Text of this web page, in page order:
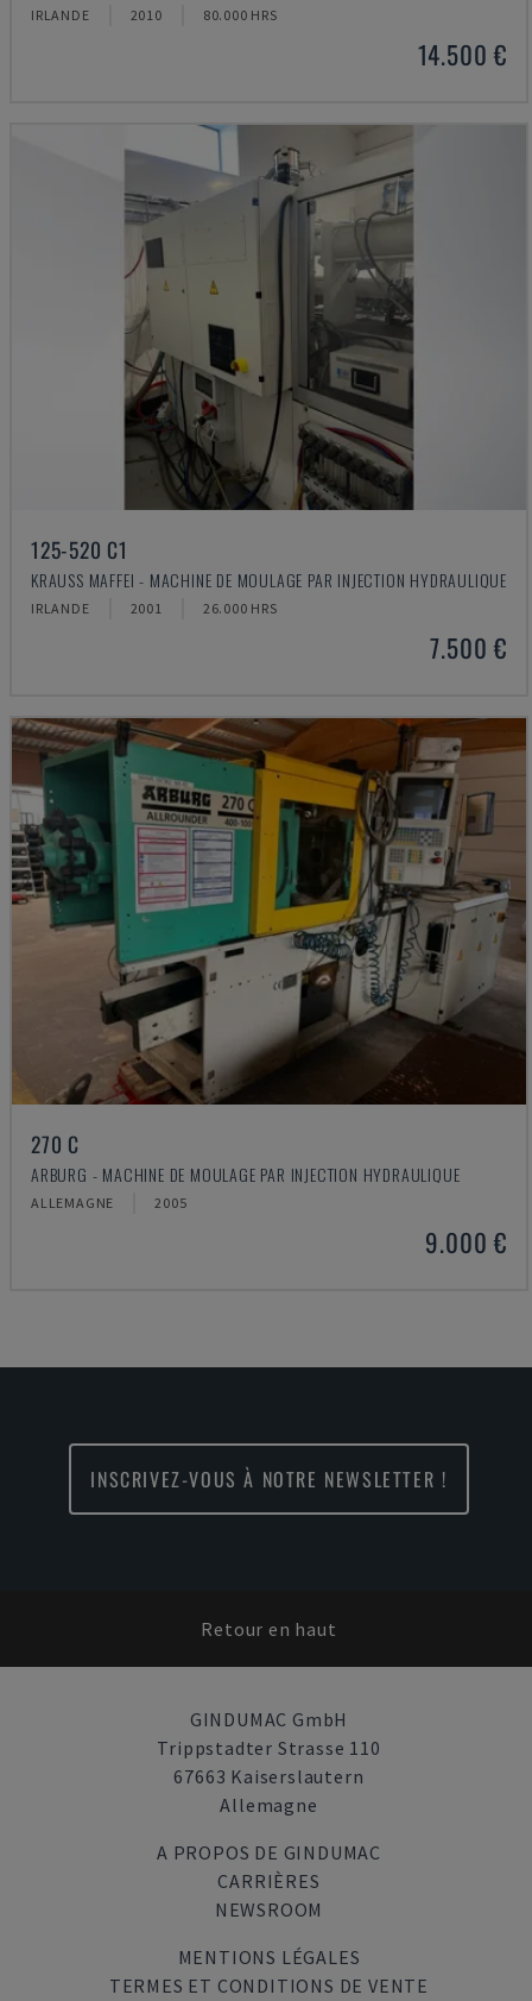
IRLANDE 2010 80.000 HRS
14.500 €
125-520 C1
KRAUSS MAFFEI - MACHINE DE MOULAGE PAR INJECTION HYDRAULIQUE
IRLANDE 2001 26.000 HRS
7.500 €
270 C
ARBURG - MACHINE DE MOULAGE PAR INJECTION HYDRAULIQUE
ALLEMAGNE 2005
9.000 €
INSCRIVEZ-VOUS À NOTRE NEWSLETTER !
Retour en haut
GINDUMAC GmbH
Trippstadter Strasse 110
67663 Kaiserslautern
Allemagne
A PROPOS DE GINDUMAC
CARRIÈRES
NEWSROOM
MENTIONS LÉGALES
TERMES ET CONDITIONS DE VENTE